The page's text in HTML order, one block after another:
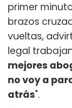
primer
brazos
vueltas,
legal
mejores
no voy a
atrás".